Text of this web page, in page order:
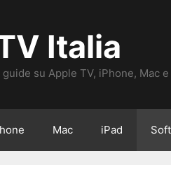
Italia
su Apple TV, iPhone, Mac e
Mac iPad